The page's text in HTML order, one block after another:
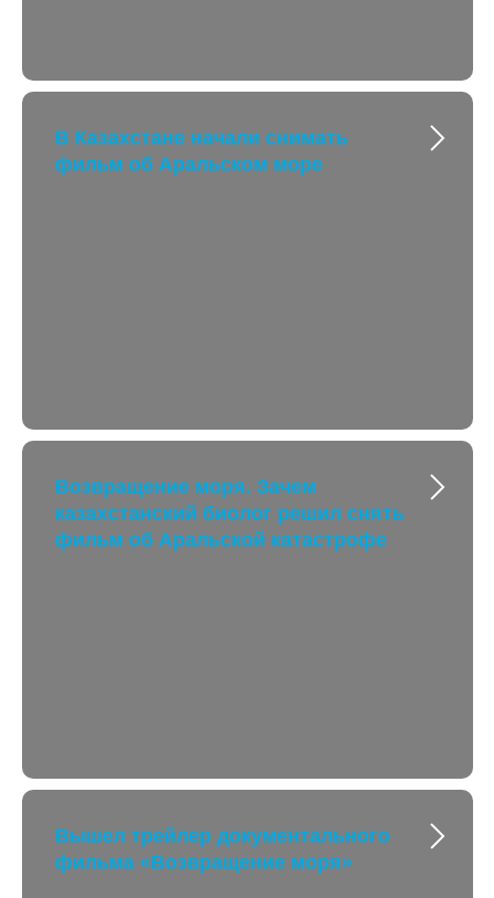
В Казахстане начали снимать
фильм об Аральском море
Возвращение моря. Зачем
казахстанский биолог решил снять
фильм об Аральской катастрофе
Вышел трейлер документального
фильма «Возвращение моря»